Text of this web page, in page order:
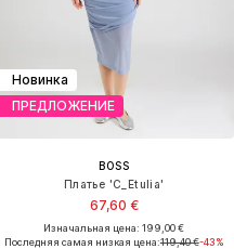
Новинка
ПРЕДЛОЖЕНИЕ
BOSS
Платье 'C_Etulia'
67,60 €
Изначальная цена: 199,00 €
Последняя самая низкая цена:119,40 €-43%